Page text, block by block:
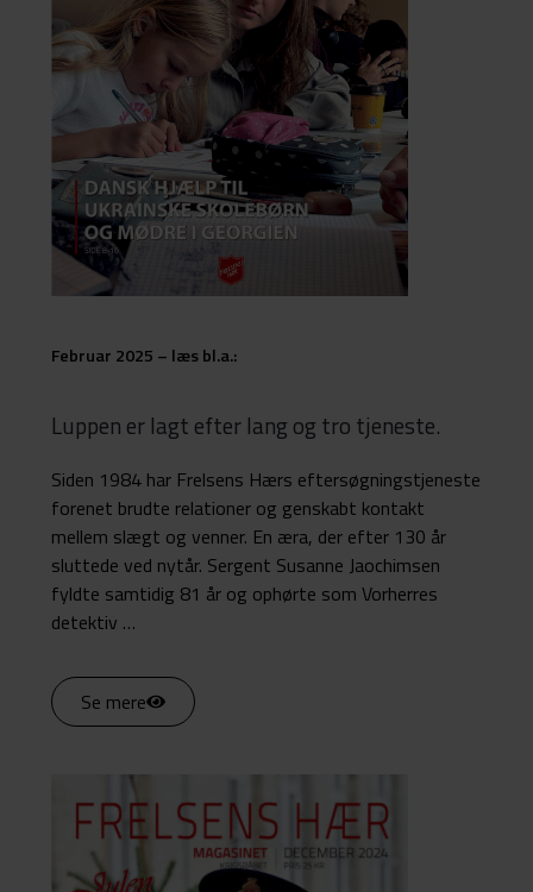
Februar 2025 – læs bl.a.:
Luppen er lagt efter lang og tro tjeneste.
Siden 1984 har Frelsens Hærs eftersøgningstjeneste
forenet brudte relationer og genskabt kontakt
mellem slægt og venner. En æra, der efter 130 år
sluttede ved nytår. Sergent Susanne Jaochimsen
fyldte samtidig 81 år og ophørte som Vorherres
detektiv …
Se mere